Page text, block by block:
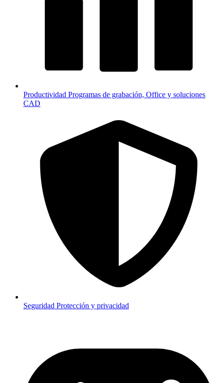
Productividad Programas de grabación, Office y soluciones
CAD
Seguridad Protección y privacidad